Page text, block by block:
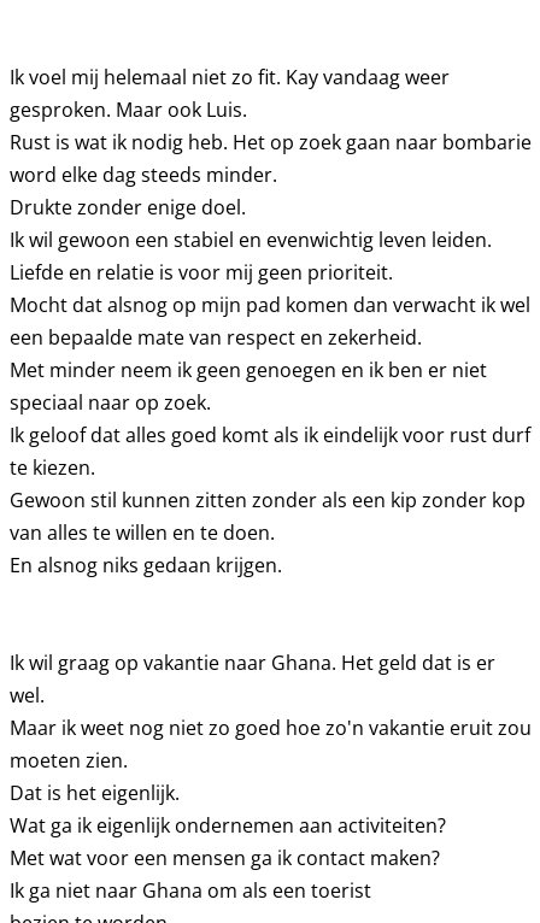
Ik voel mij helemaal niet zo fit. Kay vandaag weer
gesproken. Maar ook Luis.
Rust is wat ik nodig heb. Het op zoek gaan naar bombarie
word elke dag steeds minder.
Drukte zonder enige doel.
Ik wil gewoon een stabiel en evenwichtig leven leiden.
Liefde en relatie is voor mij geen prioriteit.
Mocht dat alsnog op mijn pad komen dan verwacht ik wel
een bepaalde mate van respect en zekerheid.
Met minder neem ik geen genoegen en ik ben er niet
speciaal naar op zoek.
Ik geloof dat alles goed komt als ik eindelijk voor rust durf
te kiezen.
Gewoon stil kunnen zitten zonder als een kip zonder kop
van alles te willen en te doen.
En alsnog niks gedaan krijgen.
Ik wil graag op vakantie naar Ghana. Het geld dat is er
wel.
Maar ik weet nog niet zo goed hoe zo'n vakantie eruit zou
moeten zien.
Dat is het eigenlijk.
Wat ga ik eigenlijk ondernemen aan activiteiten?
Met wat voor een mensen ga ik contact maken?
Ik ga niet naar Ghana om als een toerist